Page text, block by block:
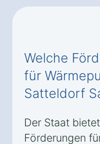
Welche
für
Satteldorf
Der Staat
Förderungen